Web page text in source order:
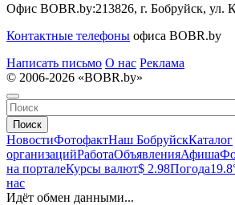
Офис BOBR.by:213826, г. Бобруйск, ул.
Контактные телефоны офиса BOBR.by
Написать письмо О нас Реклама
© 2006-2026 «BOBR.by»
Поиск
НовостиФотофактНаш БобруйскКаталог
организацийРаботаОбъявленияАфиша
на порталеКурсы валют$ 2.98Погода
нас
Идёт обмен данными...